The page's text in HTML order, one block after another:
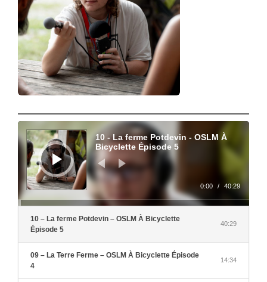
Lecteur
audio
10 - La ferme Potdevin - OSLM À
Bicyclette Épisode 5
0:00 / 40:29
10 – La ferme Potdevin – OSLM À Bicyclette
Épisode 5
40:29
09 – La Terre Ferme – OSLM À Bicyclette Épisode
4
14:34